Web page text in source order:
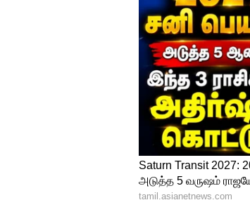
Image Credit :Instagram/
அமெரிக்கா
FIFA உலகக் கோப்பை
நடத்தும்
4-1 என்ற கோல்
போட்டியில்
பலோகன் இரண்டு
நிலையில்,
வெற்றியை உறுதி